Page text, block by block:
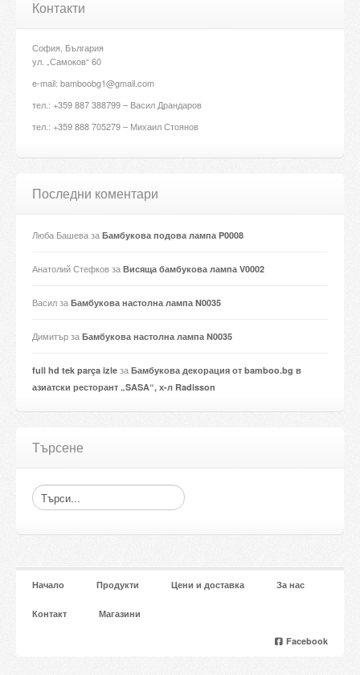
Контакти
София, България
ул. „Самоков“ 60
e-mail: bamboobg1@gmail.com
тел.: +359 887 388799 – Васил Драндаров
тел.: +359 888 705279 – Михаил Стоянов
Последни коментари
Люба Башеваза Бамбукова подова лампа P0008
Анатолий Стефковза Висяща бамбукова лампа V0002
Василза Бамбукова настолна лампа N0035
Димитърза Бамбукова настолна лампа N0035
full hd tek parça izle за Бамбукова декорация от bamboo.bg в
азиатски ресторант „SASA“, х-л Radisson
Търсене
Начало Продукти Цени и доставка За нас
Контакт Магазини
Facebook